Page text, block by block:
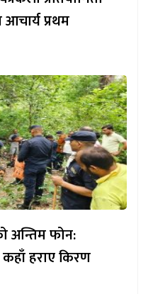
प्रथम
अन्तिम फोन:
हराए किरण